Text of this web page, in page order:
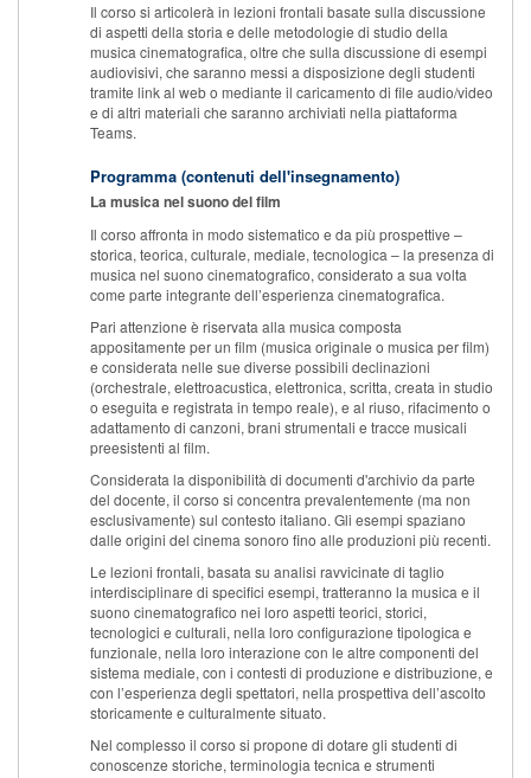
Il corso si articolerà in lezioni frontali basate sulla discussione
di aspetti della storia e delle metodologie di studio della
musica cinematografica, oltre che sulla discussione di esempi
audiovisivi, che saranno messi a disposizione degli studenti
tramite link al web o mediante il caricamento di file audio/video
e di altri materiali che saranno archiviati nella piattaforma
Teams.
Programma (contenuti dell'insegnamento)
La musica nel suono del film
Il corso affronta in modo sistematico e da più prospettive –
storica, teorica, culturale, mediale, tecnologica – la presenza di
musica nel suono cinematografico, considerato a sua volta
come parte integrante dell’esperienza cinematografica.
Pari attenzione è riservata alla musica composta
appositamente per un film (musica originale o musica per film)
e considerata nelle sue diverse possibili declinazioni
(orchestrale, elettroacustica, elettronica, scritta, creata in studio
o eseguita e registrata in tempo reale), e al riuso, rifacimento o
adattamento di canzoni, brani strumentali e tracce musicali
preesistenti al film.
Considerata la disponibilità di documenti d'archivio da parte
del docente, il corso si concentra prevalentemente (ma non
esclusivamente) sul contesto italiano. Gli esempi spaziano
dalle origini del cinema sonoro fino alle produzioni più recenti.
Le lezioni frontali, basata su analisi ravvicinate di taglio
interdisciplinare di specifici esempi, tratteranno la musica e il
suono cinematografico nei loro aspetti teorici, storici,
tecnologici e culturali, nella loro configurazione tipologica e
funzionale, nella loro interazione con le altre componenti del
sistema mediale, con i contesti di produzione e distribuzione, e
con l’esperienza degli spettatori, nella prospettiva dell’ascolto
storicamente e culturalmente situato.
Nel complesso il corso si propone di dotare gli studenti di
conoscenze storiche, terminologia tecnica e strumenti